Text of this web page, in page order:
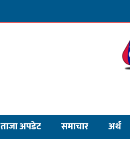
ताजा अपडेट समाचार अर्थ